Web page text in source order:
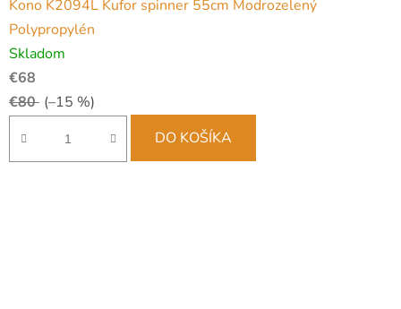
Kono K2094L Kufor spinner 55cm Modrozelený
Polypropylén
Skladom
€68
€80 (–15 %)
DO KOŠÍKA